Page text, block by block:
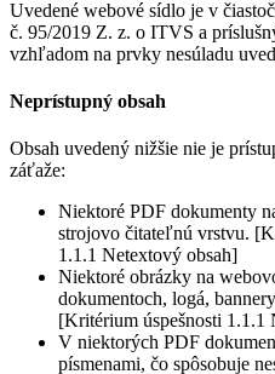
Uvedené webové sídlo je v
č. 95/2019 Z. z. o ITVS a
vzhľadom na prvky nesúladu
Neprístupný obsah
Obsah uvedený nižšie nie je
záťaže:
Niektoré PDF dokumenty
strojovo čitateľnú vrstvu.
1.1.1 Netextový obsah]
Niektoré obrázky na
dokumentoch, logá,
[Kritérium úspešnosti 1.1.1
V niektorých PDF
písmenami, čo spôsobuje